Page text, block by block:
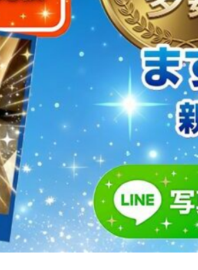
ーン
策SOS」コーナーに掲載いただきま